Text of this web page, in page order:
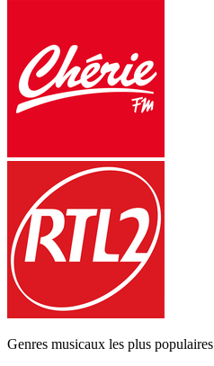
Genres musicaux les plus populaires